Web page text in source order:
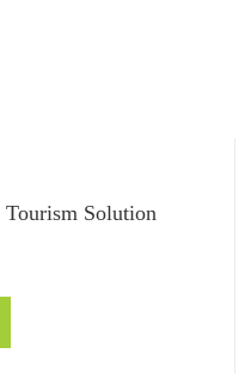
Solution